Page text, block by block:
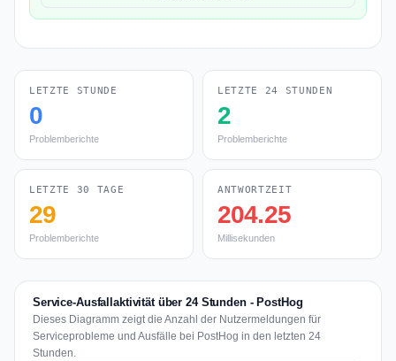
LETZTE STUNDE
0
Problemberichte
LETZTE 24 STUNDEN
2
Problemberichte
LETZTE 30 TAGE
29
Problemberichte
ANTWORTZEIT
204.25
Millisekunden
Service-Ausfallaktivität über 24 Stunden - PostHog
Dieses Diagramm zeigt die Anzahl der Nutzermeldungen für
Serviceprobleme und Ausfälle bei PostHog in den letzten 24
Stunden.